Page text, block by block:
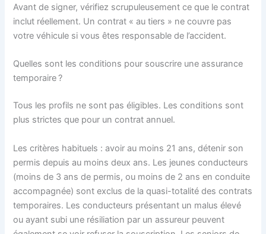
Avant de signer, vérifiez scrupuleusement ce que le contrat
inclut réellement. Un contrat « au tiers » ne couvre pas
votre véhicule si vous êtes responsable de l’accident.
Quelles sont les conditions pour souscrire une assurance
temporaire ?
Tous les profils ne sont pas éligibles. Les conditions sont
plus strictes que pour un contrat annuel.
Les critères habituels : avoir au moins 21 ans, détenir son
permis depuis au moins deux ans. Les jeunes conducteurs
(moins de 3 ans de permis, ou moins de 2 ans en conduite
accompagnée) sont exclus de la quasi-totalité des contrats
temporaires. Les conducteurs présentant un malus élevé
ou ayant subi une résiliation par un assureur peuvent